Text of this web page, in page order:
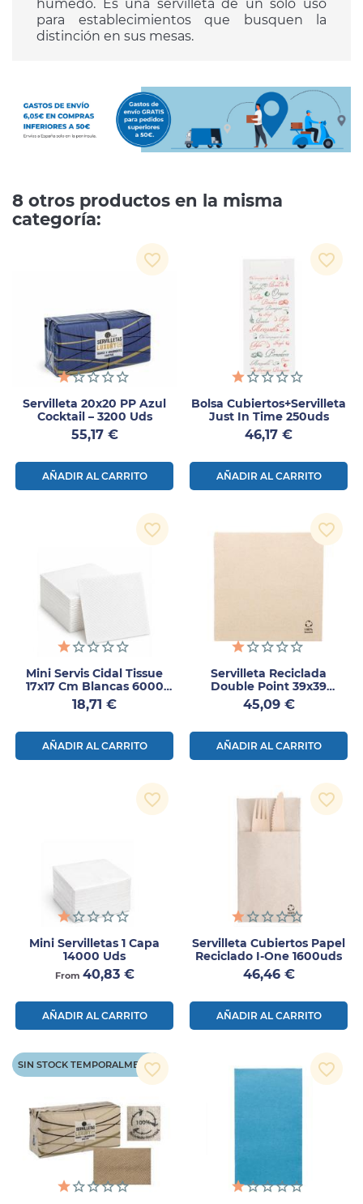
húmedo. Es una servilleta de un solo uso
para establecimientos que busquen la
distinción en sus mesas.
8 otros productos en la misma
categoría:
Servilleta 20x20 PP Azul
Cocktail – 3200 Uds
Precio
55,17 €
AÑADIR AL CARRITO
favorite_border
Bolsa Cubiertos+servilleta
Just In Time 250uds
Precio
46,17 €
AÑADIR AL CARRITO
favorite_border
Mini Servis Cidal Tissue
17x17 Cm Blancas 6000
Uds
Precio
18,71 €
AÑADIR AL CARRITO
favorite_border
Servilleta Reciclada
Double Point 39x39
1200uds
Precio
45,09 €
AÑADIR AL CARRITO
favorite_border
Mini Servilletas 1 Capa
14000 Uds
From Precio
40,83 €
AÑADIR AL CARRITO
favorite_border
Servilleta Cubiertos Papel
Reciclado I-One 1600uds
Precio
46,46 €
AÑADIR AL CARRITO
favorite_border
SIN STOCK TEMPORALMENTE
favorite_border favorite_border